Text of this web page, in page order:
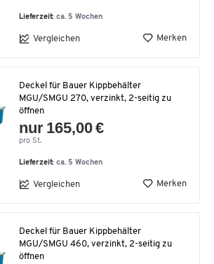
Lieferzeit:ca. 5 Wochen
Vergleichen Merken
Deckel für Bauer Kippbehälter
MGU/SMGU 270, verzinkt, 2-seitig zu
öffnen
nur 165,00 €
pro St.
Lieferzeit:ca. 5 Wochen
Vergleichen Merken
Deckel für Bauer Kippbehälter
MGU/SMGU 460, verzinkt, 2-seitig zu
öffnen